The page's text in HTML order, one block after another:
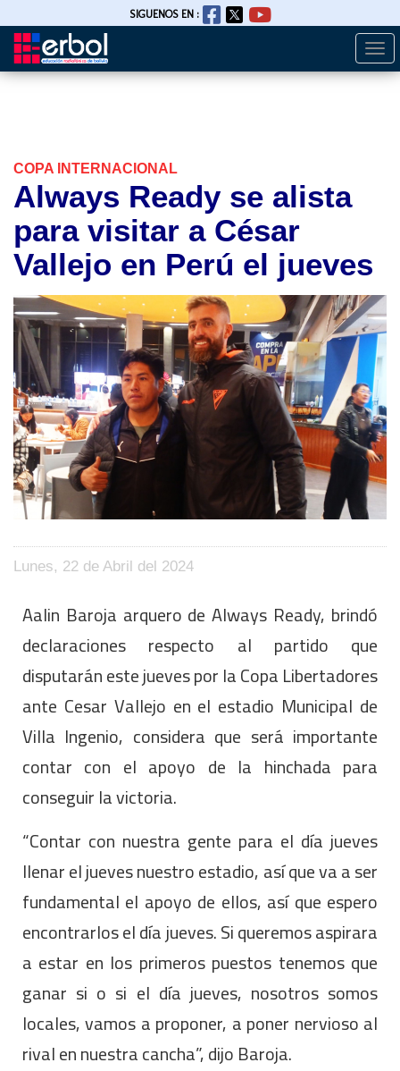
Pasar
SIGUENOS EN :
COPA INTERNACIONAL
Always Ready se alista
para visitar a César
Vallejo en Perú el jueves
Lunes, 22 de Abril del 2024
Aalin Baroja arquero de Always Ready, brindó
declaraciones respecto al partido que
disputarán este jueves por la Copa Libertadores
ante Cesar Vallejo en el estadio Municipal de
Villa Ingenio, considera que será importante
contar con el apoyo de la hinchada para
conseguir la victoria.
“Contar con nuestra gente para el día jueves
llenar el jueves nuestro estadio, así que va a ser
fundamental el apoyo de ellos, así que espero
encontrarlos el día jueves. Si queremos aspirara
a estar en los primeros puestos tenemos que
ganar si o si el día jueves, nosotros somos
locales, vamos a proponer, a poner nervioso al
rival en nuestra cancha”, dijo Baroja.